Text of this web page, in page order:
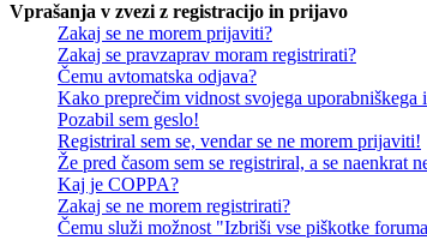
Vprašanja v zvezi z registracijo in prijavo
Zakaj se ne morem prijaviti?
Zakaj se pravzaprav moram registrirati?
Čemu avtomatska odjava?
Kako preprečim vidnost svojega
Pozabil sem geslo!
Registriral sem se, vendar se ne morem prijaviti!
Že pred časom sem se registriral, a se naenkrat
Kaj je COPPA?
Zakaj se ne morem registrirati?
Čemu služi možnost "Izbriši vse piškotke